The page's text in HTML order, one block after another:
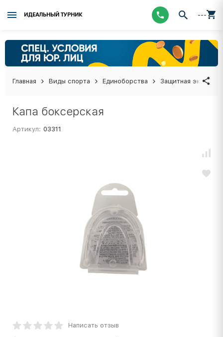
ИДЕАЛЬНЫЙ ТУРНИК ---
Главная Виды спорта Единоборства Защитная
Капа боксерская
Артикул: 03311
Написать отзыв